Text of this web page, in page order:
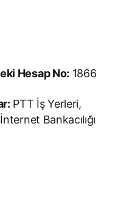
Hesap No: 1866
PTT İş Yerleri,
Bankacılığı